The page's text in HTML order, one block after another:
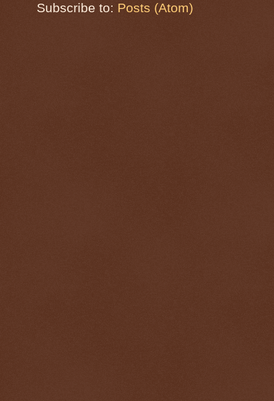
Subscribe to: Posts (Atom)